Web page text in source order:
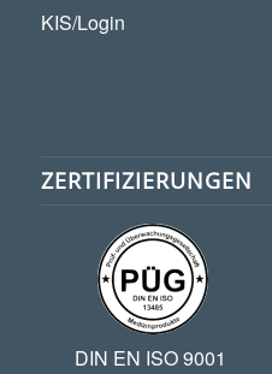
KIS/Login
ZERTIFIZIERUNGEN
DIN EN ISO 9001